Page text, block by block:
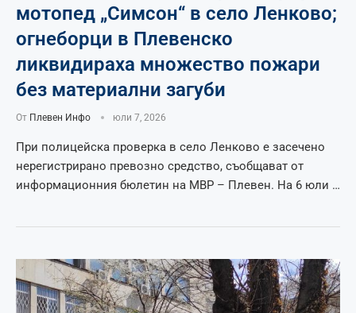
мотопед „Симсон“ в село Ленково;
огнеборци в Плевенско
ликвидираха множество пожари
без материални загуби
От Плевен Инфо юли 7, 2026
При полицейска проверка в село Ленково е засечено
нерегистрирано превозно средство, съобщават от
информационния бюлетин на МВР – Плевен. На 6 юли …